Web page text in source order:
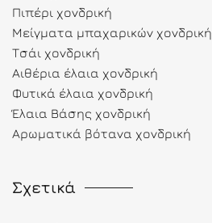
Πιπέρι χονδρική
Μείγματα μπαχαρικών χονδρική
Τσάι χονδρική
Αιθέρια έλαια χονδρική
Φυτικά έλαια χονδρική
Έλαια Βάσης χονδρική
Αρωματικά βότανα χονδρική
Σχετικά